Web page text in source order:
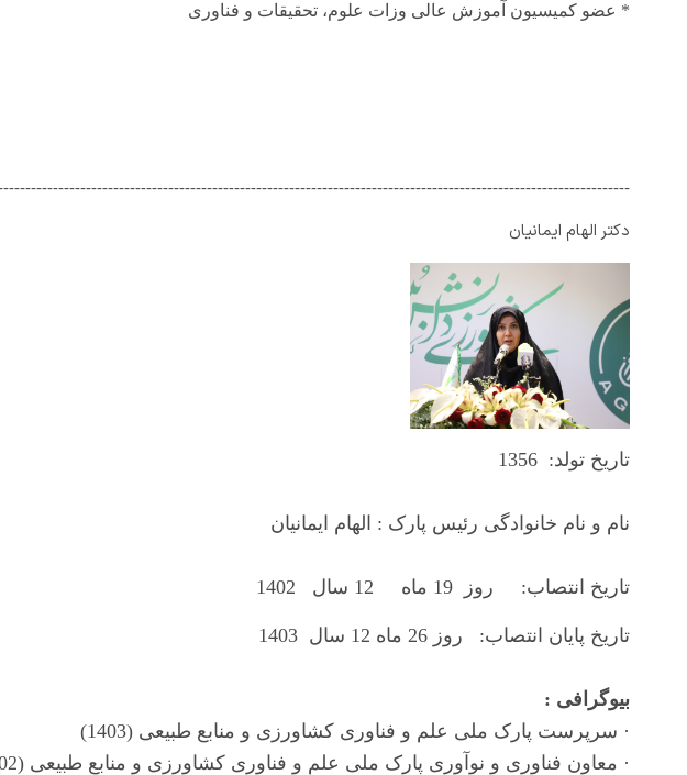
* عضو کمیسیون آموزش عالی وزات علوم، تحقیقات و فناوری
دکتر الهام ایمانیان
تاریخ تولد:  1356
نام و نام خانوادگی رئیس پارک : الهام ایمانیان
تاریخ انتصاب:     روز  19 ماه     12 سال   1402
تاریخ پایان انتصاب:   روز 26 ماه 12 سال  1403
بیوگرافی :
· سرپرست پارک ملی علم و فناوری کشاورزی و منابع طبیعی (1403)
· معاون فناوری و نوآوری پارک ملی علم و فناوری کشاورزی و منابع طبیعی (1402 -1403)